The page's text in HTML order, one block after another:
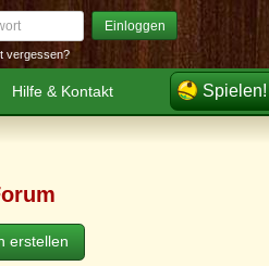
Einloggen
vergessen?
Hilfe & Kontakt Spielen!
erstellen